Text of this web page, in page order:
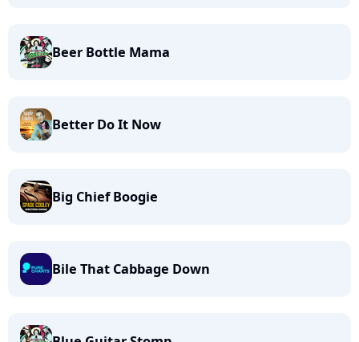
Beer Bottle Mama
Better Do It Now
Big Chief Boogie
Bile That Cabbage Down